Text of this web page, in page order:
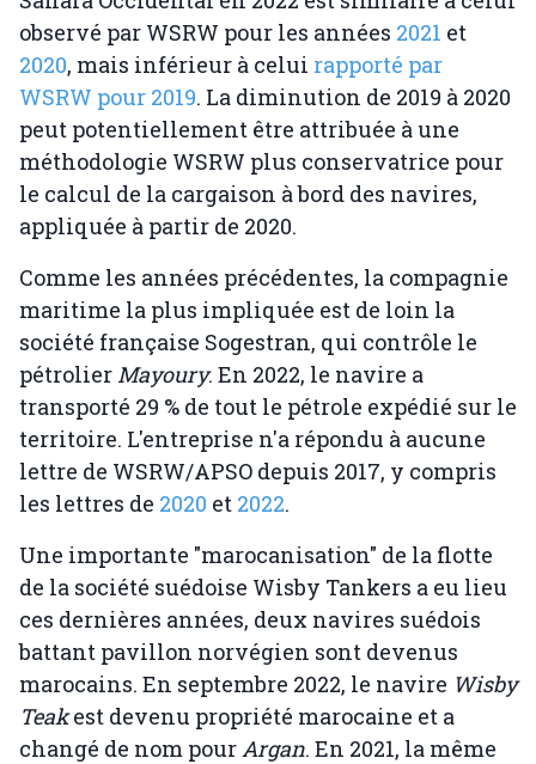
observé par WSRW pour les années 2021 et
2020, mais inférieur à celui rapporté par
WSRW pour 2019. La diminution de 2019 à 2020
peut potentiellement être attribuée à une
méthodologie WSRW plus conservatrice pour
le calcul de la cargaison à bord des navires,
appliquée à partir de 2020.
Comme les années précédentes, la compagnie
maritime la plus impliquée est de loin la
société française Sogestran, qui contrôle le
pétrolier Mayoury. En 2022, le navire a
transporté 29 % de tout le pétrole expédié sur le
territoire. L'entreprise n'a répondu à aucune
lettre de WSRW/APSO depuis 2017, y compris
les lettres de 2020 et 2022.
Une importante "marocanisation" de la flotte
de la société suédoise Wisby Tankers a eu lieu
ces dernières années, deux navires suédois
battant pavillon norvégien sont devenus
marocains. En septembre 2022, le navire Wisby
Teakest devenu propriété marocaine et a
changé de nom pourArgan. En 2021, la même